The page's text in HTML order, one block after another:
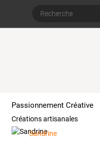
Passionnement Créative
Créations artisanales
Sandrine